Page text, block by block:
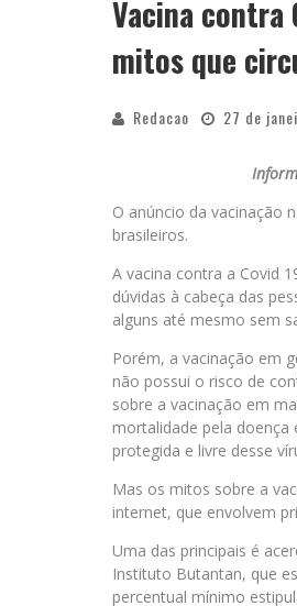
Vacina contra
mitos que
Redacao 27 de
O anúncio da vacinação
brasileiros.
A vacina contra a Covid
dúvidas à cabeça das
alguns até mesmo sem
Porém, a vacinação em
não possui o risco de
sobre a vacinação em
mortalidade pela
protegida e livre desse
Mas os mitos sobre a
internet, que envolvem
Uma das principais é
Instituto Butantan, que
percentual mínimo